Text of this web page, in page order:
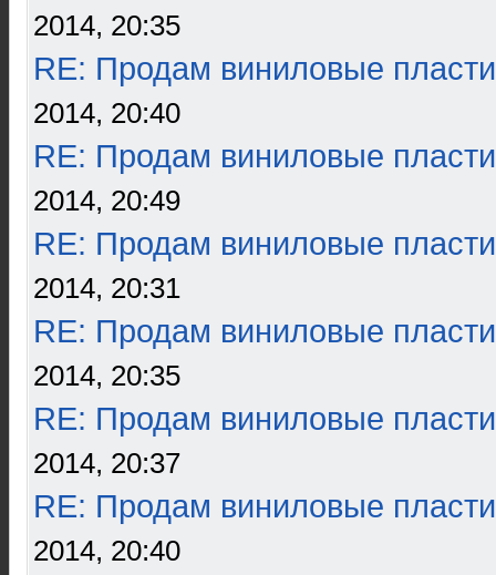
2014, 20:35
RE: Продам виниловые
2014, 20:40
RE: Продам виниловые
2014, 20:49
RE: Продам виниловые
2014, 20:31
RE: Продам виниловые
2014, 20:35
RE: Продам виниловые
2014, 20:37
RE: Продам виниловые
2014, 20:40